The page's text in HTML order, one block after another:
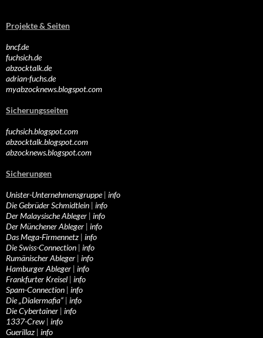
Projekte & Seiten
bncf.de
fuchsich.de
abzocktalk.de
adrian-fuchs.de
myabzocknews.blogspot.com
Sicherungsseiten
fuchsich.blogspot.com
abzocktalk.blogspot.com
abzocknews.blogspot.com
Sicherungen
Unister-Unternehmensgruppe| info
Die Gebrüder Schmidtlein | info
Der Malaysische Ableger | info
Der Münchener Ableger | info
Das Mega-Firmennetz | info
Die Swiss-Connection | info
Rumänischer Ableger | info
Hamburger Ableger | info
Frankfurter Kreisel | info
Spam-Connection | info
Die „Dialermafia“ | info
Die Cybertainer | info
1337-Crew | info
Guerillaz | info